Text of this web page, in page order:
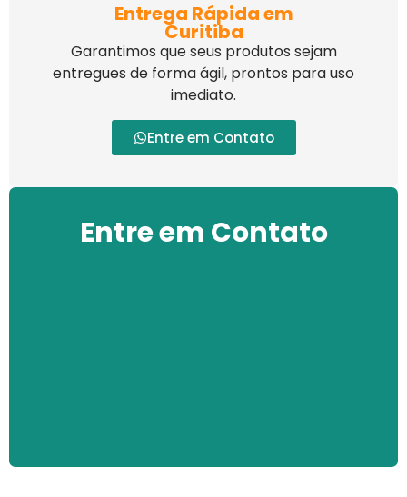
Entrega Rápida em
Curitiba
Garantimos que seus produtos sejam
entregues de forma ágil, prontos para uso
imediato.
Entre em Contato
Entre em Contato